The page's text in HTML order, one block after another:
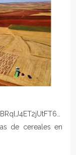
de cereales en